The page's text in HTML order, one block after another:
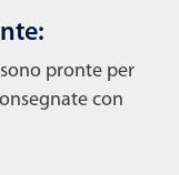
pronte per
con